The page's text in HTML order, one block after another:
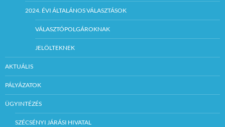
2024. ÉVI ÁLTALÁNOS VÁLASZTÁSOK
VÁLASZTÓPOLGÁROKNAK
JELÖLTEKNEK
AKTUÁLIS
PÁLYÁZATOK
ÜGYINTÉZÉS
SZÉCSÉNYI JÁRÁSI HIVATAL